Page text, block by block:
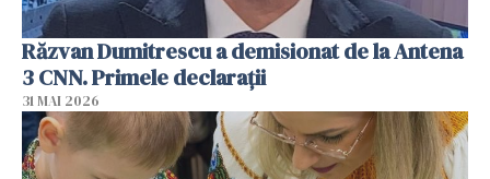
Răzvan Dumitrescu a demisionat de la Antena
3 CNN. Primele declarații
31 MAI 2026